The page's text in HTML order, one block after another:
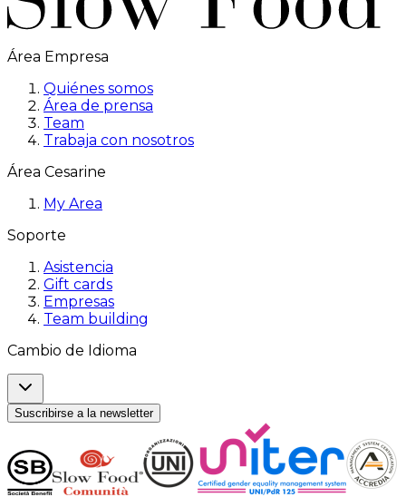
Área Empresa
Quiénes somos
Área de prensa
Team
Trabaja con nosotros
Área Cesarine
My Area
Soporte
Asistencia
Gift cards
Empresas
Team building
Cambio de Idioma
Suscribirse a la newsletter